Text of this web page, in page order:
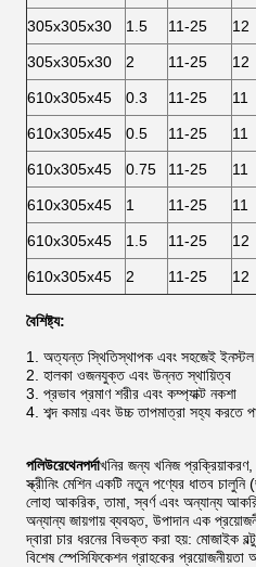
305x305x30
1.5 11-25 12
305x305x30
2 11-25 12
610x305x45
0.3 11-25 11
610x305x45
0.5 11-25 11
610x305x45
0.75 11-25 11
610x305x45
1 11-25 11
610x305x45
1.5 11-25 12
610x305x45
2 11-25 12
বৈশিষ্ট্য:
1. অত্যন্ত স্থিতিস্থাপক এবং সহজেই ইনস্টল
2. হালকা ওজনযুক্ত এবং উন্নত স্থায়িত্ব
3. প্রভাব প্রমাণ শরীর এবং কম্প্যাক্ট নকশা
4. শব্দ কমায় এবং উচ্চ তাপমাত্রা সহ্য করতে
পলিউরেথেনপর্দাখনির জন্য খনিজ
স্ক্রীনিং মেশিন একটি নতুন পণ্যের ধাতব
লোহা আকরিক, তামা, স্বর্ণ এবং অন্যান্য
অন্যান্য জায়গায় ব্যবহৃত, উপাদান এক
দ্বারা চার ধরনের বিভক্ত করা হয়: মোজাইক
বিশেষ স্পেসিফিকেশন গ্রাহকের প্রয়োজনীয়তা